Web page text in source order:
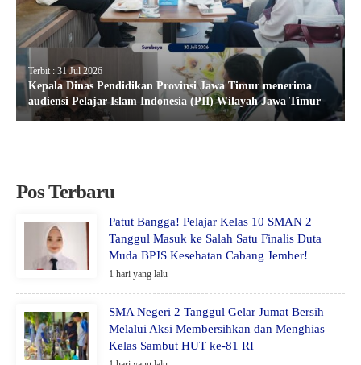
Terbit : 31 Jul 2026
Kepala Dinas Pendidikan Provinsi Jawa Timur menerima
audiensi Pelajar Islam Indonesia (PII) Wilayah Jawa Timur
Pos Terbaru
Patut Bangga! Pelajar Kelas 10 SMAN 2
Tanggul Masuk ke Salah Satu Finalis Duta
Muda BPJS Kesehatan Cabang Jember!
1 hari yang lalu
SMA Negeri 2 Tanggul Gelar Jumat Bersih
Melalui Aksi Membersihkan dan Menghias
Kelas Sambut HUT ke-81 RI